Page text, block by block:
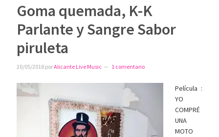
Goma quemada, K-K
Parlante y Sangre Sabor
piruleta
20/05/2018 porAlicante Live Music 1 comentario
Película :
YO
COMPRÉ
UNA
MOTO